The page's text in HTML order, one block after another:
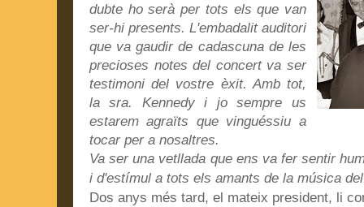
dubte ho serà per tots els que van
ser-hi presents. L'embadalit auditori
que va gaudir de cadascuna de les
precioses notes del concert va ser
testimoni del vostre èxit. Amb tot,
la sra. Kennedy i jo sempre us
estarem agraïts que vinguéssiu a
tocar per a nosaltres.
Va ser una vetllada que ens va fer sentir
i d'estímul a tots els amants de la
Dos anys més tard, el mateix president, li